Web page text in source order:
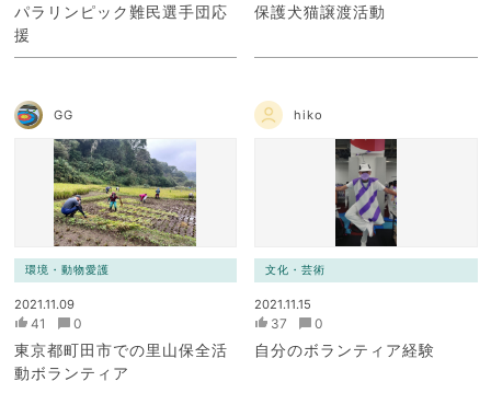
パラリンピック難民選手団応
援
保護犬猫譲渡活動
GG
環境・動物愛護
2021.11.09
41 0
東京都町田市での里山保全活
動ボランティア
hiko
文化・芸術
2021.11.15
37 0
自分のボランティア経験